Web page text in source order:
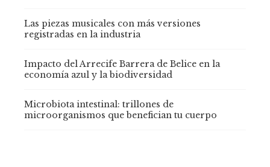
Las piezas musicales con más versiones
registradas en la industria
Impacto del Arrecife Barrera de Belice en la
economía azul y la biodiversidad
Microbiota intestinal: trillones de
microorganismos que benefician tu cuerpo